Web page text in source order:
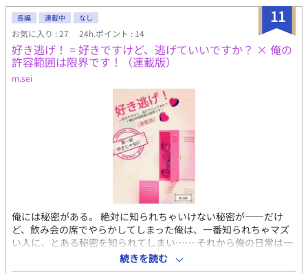
11
長編 連載中 なし
お気に入り : 27 24h.ポイント : 14
好き逃げ！ = 好きですけど、逃げていいですか？ × 俺の
許容範囲は限界です！（連載版）
m.sei
俺には秘密がある。 絶対に知られちゃいけない秘密が――だけ
ど、飲み会の席でやらかしてしまった俺は、一番知られちゃマズ
い人に、とある秘密を知られてしまい…… それから俺の日常は一
変。急接近してくる相手に、俺の心臓は爆発寸前。 お願いだか
ら、俺に近づかないで。これ以上は無理です――って、何でアン
続きを読む